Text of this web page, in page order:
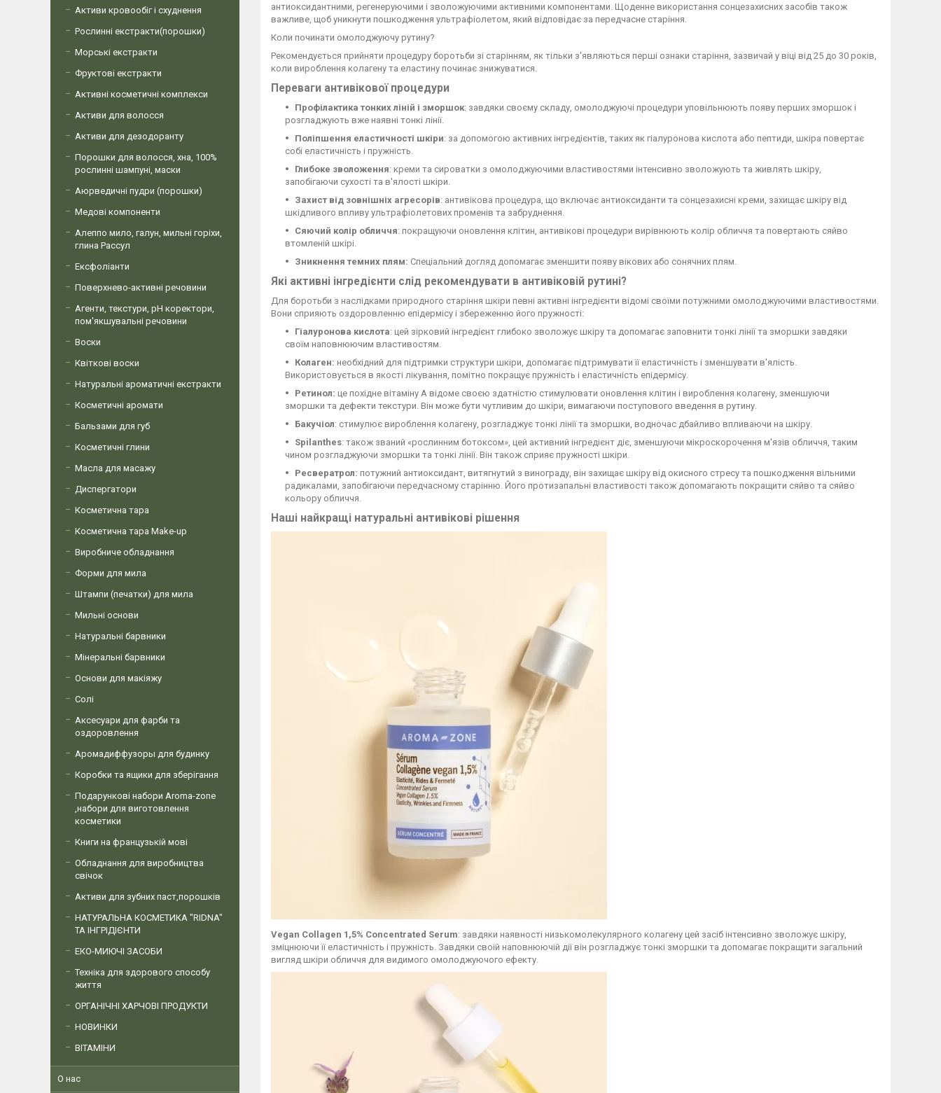
антиоксидантними, регенеруючими і зволожуючими активними компонентами. Щоденне використання сонцезахисних засобів також
важливе, щоб уникнути пошкодження ультрафіолетом, який відповідає за передчасне старіння.
Коли починати омолоджуючу рутину?
Рекомендується прийняти процедуру боротьби зі старінням, як тільки з'являються перші ознаки старіння, зазвичай у віці від 25 до 30 років,
коли вироблення колагену та еластину починає знижуватися.
Переваги антивікової процедури
Профілактика тонких ліній і зморшок: завдяки своєму складу, омолоджуючі процедури уповільнюють появу перших зморшок і
розгладжують вже наявні тонкі лінії.
Поліпшення еластичності шкіри: за допомогою активних інгредієнтів, таких як гіалуронова кислота або пептиди, шкіра повертає
собі еластичність і пружність.
Глибоке зволоження: креми та сироватки з омолоджуючими властивостями інтенсивно зволожують та живлять шкіру,
запобігаючи сухості та в'ялості шкіри.
Захист від зовнішніх агресорів: антивікова процедура, що включає антиоксиданти та сонцезахисні креми, захищає шкіру від
шкідливого впливу ультрафіолетових променів та забруднення.
Сяючий колір обличчя: покращуючи оновлення клітин, антивікові процедури вирівнюють колір обличчя та повертають сяйво
втомленій шкірі.
Зникнення темних плям: Спеціальний догляд допомагає зменшити появу вікових або сонячних плям.
Які активні інгредієнти слід рекомендувати в антивіковій рутині?
Для боротьби з наслідками природного старіння шкіри певні активні інгредієнти відомі своїми потужними омолоджуючими властивостями.
Вони сприяють оздоровленню епідермісу і збереженню його пружності:
Гіалуронова кислота: цей зірковий інгредієнт глибоко зволожує шкіру та допомагає заповнити тонкі лінії та зморшки завдяки
своїм наповнюючим властивостям.
Колаген: необхідний для підтримки структури шкіри, допомагає підтримувати її еластичність і зменшувати в'ялість.
Використовується в якості лікування, помітно покращує пружність і еластичність епідермісу.
Ретинол: це похідне вітаміну А відоме своєю здатністю стимулювати оновлення клітин і вироблення колагену, зменшуючи
зморшки та дефекти текстури. Він може бути чутливим до шкіри, вимагаючи поступового введення в рутину.
Бакучіол: стимулює вироблення колагену, розгладжує тонкі лінії та зморшки, водночас дбайливо впливаючи на шкіру.
Spilanthes: також званий «рослинним ботоксом», цей активний інгредієнт діє, зменшуючи мікроскорочення м'язів обличчя, таким
чином розгладжуючи зморшки та тонкі лінії. Він також сприяє пружності шкіри.
Ресвератрол: потужний антиоксидант, витягнутий з винограду, він захищає шкіру від окисного стресу та пошкодження вільними
радикалами, запобігаючи передчасному старінню. Його протизапальні властивості також допомагають покращити сяйво та сяйво
кольору обличчя.
Наші найкращі натуральні антивікові рішення
Vegan Collagen 1,5% Concentrated Serum: завдяки наявності низькомолекулярного колагену цей засіб інтенсивно зволожує шкіру,
зміцнюючи її еластичність і пружність. Завдяки своїй наповнюючій дії він розгладжує тонкі зморшки та допомагає покращити загальний
вигляд шкіри обличчя для видимого омолоджуючого ефекту.
Активи кровообіг і схуднення
Рослинні екстракти(порошки)
Морські екстракти
Фруктові екстракти
Активні косметичні комплекси
Активи для волосся
Активи для дезодоранту
Порошки для волосся, хна, 100%
рослинні шампуні, маски
Аюрведичні пудри (порошки)
Медові компоненти
Алеппо мило, галун, мильні горіхи,
глина Рассул
Ексфоліанти
Поверхнево-активні речовини
Агенти, текстури, рН коректори,
пом'якшувальні речовини
Воски
Квіткові воски
Натуральні ароматичні екстракти
Косметичні аромати
Бальзами для губ
Косметичні глини
Масла для масажу
Диспергатори
Косметична тара
Косметична тара Make-up
Виробниче обладнання
Форми для мила
Штампи (печатки) для мила
Мильні основи
Натуральні барвники
Мінеральні барвники
Основи для макіяжу
Солі
Аксесуари для фарби та
оздоровлення
Аромадиффузоры для будинку
Коробки та ящики для зберігання
Подарункові набори Aroma-zone
,набори для виготовлення
косметики
Книги на французькій мові
Обладнання для виробництва
свічок
Активи для зубних паст,порошків
НАТУРАЛЬНА КОСМЕТИКА "RIDNA"
ТА ІНГРІДІЄНТИ
ЕКО-МИЮЧІ ЗАСОБИ
Техніка для здорового способу
життя
ОРГАНІЧНІ ХАРЧОВІ ПРОДУКТИ
НОВИНКИ
ВІТАМІНИ
О нас